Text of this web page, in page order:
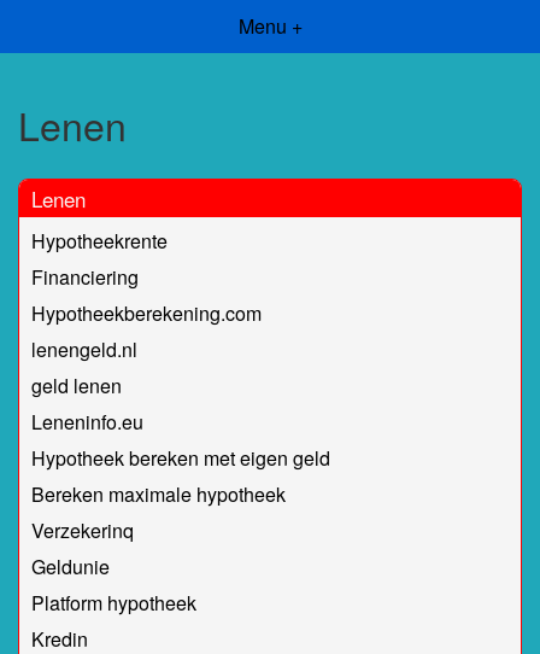
Menu +
Lenen
Lenen
Hypotheekrente
Financiering
Hypotheekberekening.com
lenengeld.nl
geld lenen
Leneninfo.eu
Hypotheek bereken met eigen geld
Bereken maximale hypotheek
Verzekerinq
Geldunie
Platform hypotheek
Kredin